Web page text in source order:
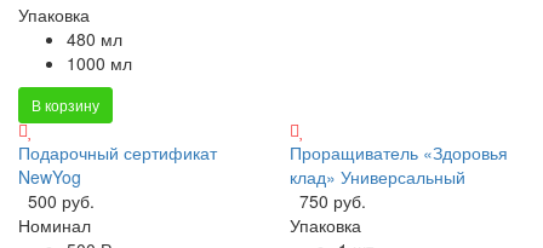
Упаковка
480 мл
1000 мл
В корзину
Подарочный сертификат
NewYog
500 руб.
Номинал
Проращиватель «Здоровья
клад» Универсальный
750 руб.
Упаковка